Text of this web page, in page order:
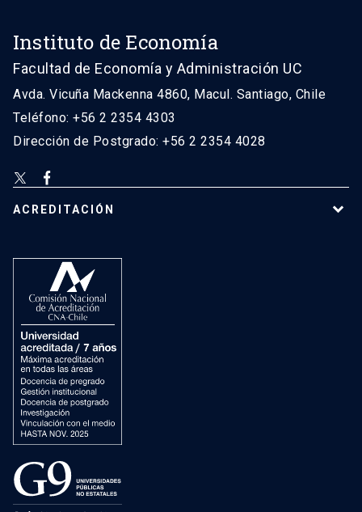
Instituto de Economía
Facultad de Economía y Administración UC
Avda. Vicuña Mackenna 4860, Macul. Santiago, Chile
Teléfono: +56 2 2354 4303
Dirección de Postgrado: +56 2 2354 4028
ACREDITACIÓN